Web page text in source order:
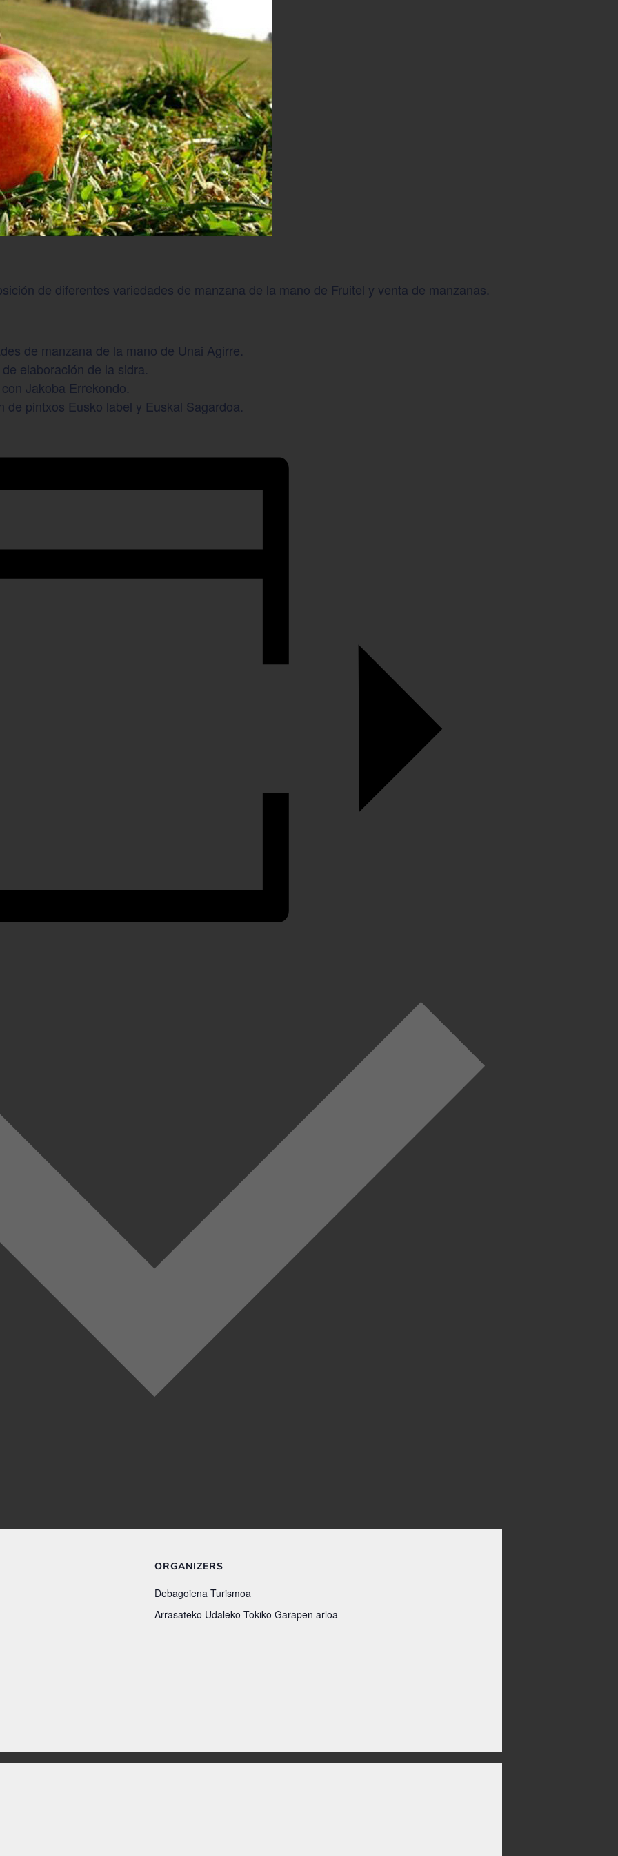
de diferentes variedades de manzana de la mano de Fruitel y venta de manzanas.
de manzana de la mano de Unai Agirre.
elaboración de la sidra.
Jakoba Errekondo.
pintxos Eusko label y Euskal Sagardoa.
ORGANIZERS
Debagoiena Turismoa
Arrasateko Udaleko Tokiko Garapen arloa